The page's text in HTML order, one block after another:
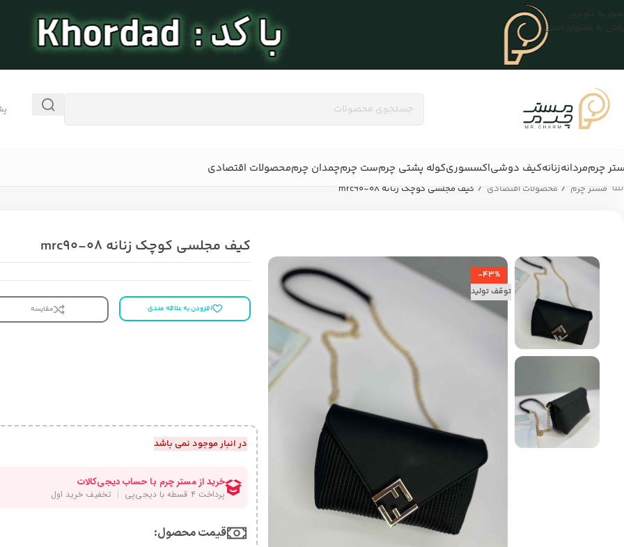
عبور به ناوبری
رفتن به محتوای اصلی
چرممردانهزنانهکیف دوشیاکسسوریکوله پشتی چرمست چرمچمدان چرممحصولات اقتصادی
مستر چرم / محصولات اقتصادی / کیف مجلسی کوچک زنانه mrc90-08
-43%
توقف تولید
کیف مجلسی کوچک زنانه mrc90-08
افزودن به علاقه مندی مقایسه
در انبار موجود نمی باشد
قیمت محصول:​